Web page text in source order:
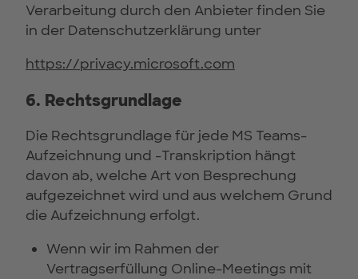
Verarbeitung durch den Anbieter finden Sie
in der Datenschutzerklärung unter
https://privacy.microsoft.com
6. Rechtsgrundlage
Die Rechtsgrundlage für jede MS Teams-
Aufzeichnung und -Transkription hängt
davon ab, welche Art von Besprechung
aufgezeichnet wird und aus welchem Grund
die Aufzeichnung erfolgt.
Wenn wir im Rahmen der
Vertragserfüllung Online-Meetings mit